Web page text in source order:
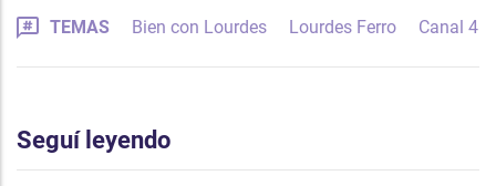
TEMAS Bien con Lourdes Lourdes Ferro Canal 4
Seguí leyendo